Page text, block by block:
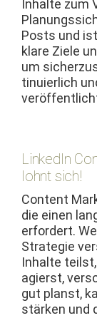
Inhalte
Posts und
klare Ziele
um
tinuier­lich
LinkedIn
lohnt sich!
Con­tent
die einen
erfordert.
Strate­gie
Inhalte
agierst,
gut planst,
stärken und